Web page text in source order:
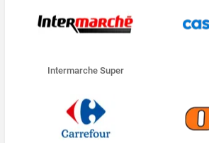
Intermarche Super